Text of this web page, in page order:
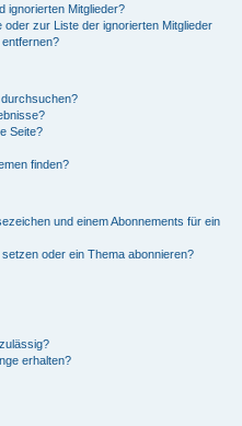
ignorierten Mitglieder?
zur Liste der ignorierten Mitglieder
Seite?
finden?
und einem Abonnements für ein
oder ein Thema abonnieren?
erhalten?